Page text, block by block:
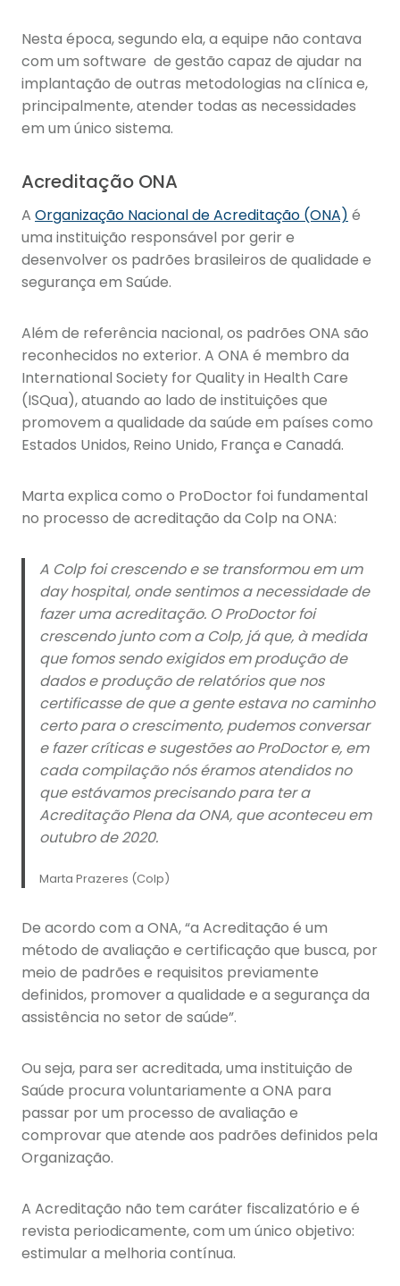
Nesta época, segundo ela, a equipe não contava
com um software de gestão capaz de ajudar na
implantação de outras metodologias na clínica e,
principalmente, atender todas as necessidades
em um único sistema.
Acreditação ONA
A Organização Nacional de Acreditação (ONA) é
uma instituição responsável por gerir e
desenvolver os padrões brasileiros de qualidade e
segurança em Saúde.
Além de referência nacional, os padrões ONA são
reconhecidos no exterior. A ONA é membro da
International Society for Quality in Health Care
(ISQua), atuando ao lado de instituições que
promovem a qualidade da saúde em países como
Estados Unidos, Reino Unido, França e Canadá.
Marta explica como o ProDoctor foi fundamental
no processo de acreditação da Colp na ONA:
A Colp foi crescendo e se transformou em um
day hospital, onde sentimos a necessidade de
fazer uma acreditação. O ProDoctor foi
crescendo junto com a Colp, já que, à medida
que fomos sendo exigidos em produção de
dados e produção de relatórios que nos
certificasse de que a gente estava no caminho
certo para o crescimento, pudemos conversar
e fazer críticas e sugestões ao ProDoctor e, em
cada compilação nós éramos atendidos no
que estávamos precisando para ter a
Acreditação Plena da ONA, que aconteceu em
outubro de 2020.
Marta Prazeres (Colp)
De acordo com a ONA, “a Acreditação é um
método de avaliação e certificação que busca, por
meio de padrões e requisitos previamente
definidos, promover a qualidade e a segurança da
assistência no setor de saúde”.
Ou seja, para ser acreditada, uma instituição de
Saúde procura voluntariamente a ONA para
passar por um processo de avaliação e
comprovar que atende aos padrões definidos pela
Organização.
A Acreditação não tem caráter fiscalizatório e é
revista periodicamente, com um único objetivo:
estimular a melhoria contínua.